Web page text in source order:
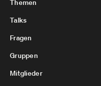
Themen
Talks
Fragen
Gruppen
Mitglieder